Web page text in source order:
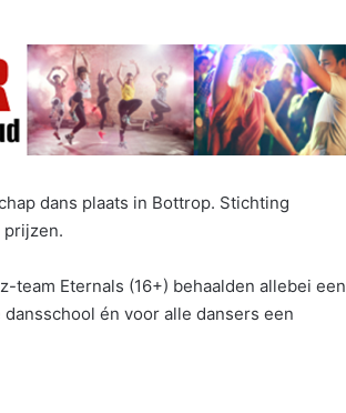
dans plaats in Bottrop. Stichting
prijzen.
team Eternals (16+) behaalden allebei een
én voor alle dansers een